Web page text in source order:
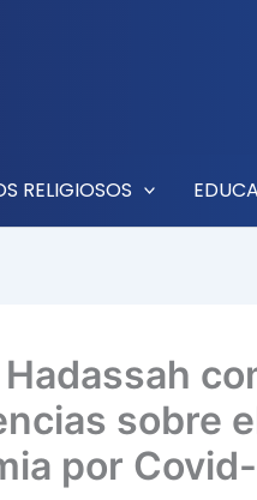
RELIGIOSOS
Hadassah
sobre
por